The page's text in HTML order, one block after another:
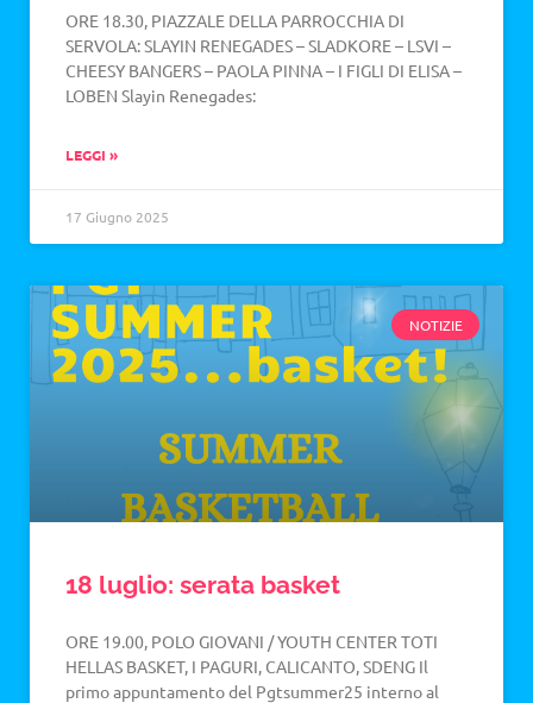
ORE 18.30, PIAZZALE DELLA PARROCCHIA DI
SERVOLA: SLAYIN RENEGADES – SLADKORE – LSVI –
CHEESY BANGERS – PAOLA PINNA – I FIGLI DI ELISA –
LOBEN Slayin Renegades:
LEGGI »
17 Giugno 2025
NOTIZIE
18 luglio: serata basket
ORE 19.00, POLO GIOVANI / YOUTH CENTER TOTI
HELLAS BASKET, I PAGURI, CALICANTO, SDENG Il
primo appuntamento del Pgtsummer25 interno al